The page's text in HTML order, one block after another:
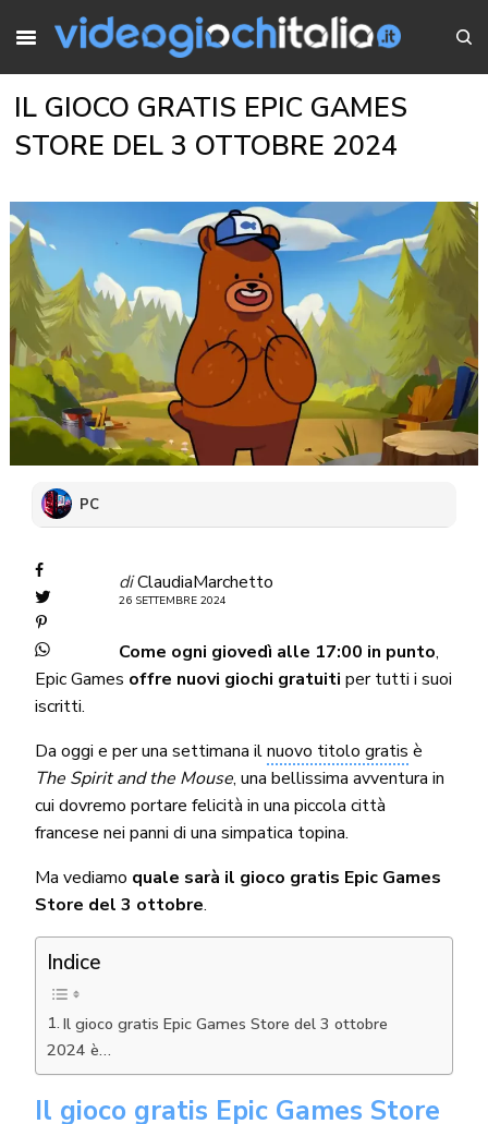
IL GIOCO GRATIS EPIC GAMES
STORE DEL 3 OTTOBRE 2024
PC
diClaudiaMarchetto
26 SETTEMBRE 2024
Come ogni giovedì alle 17:00 in punto,
Epic Games offre nuovi giochi gratuiti per tutti i suoi
iscritti.
Da oggi e per una settimana ilnuovo titolo gratis è
The Spirit and the Mouse, una bellissima avventura in
cui dovremo portare felicità in una piccola città
francese nei panni di una simpatica topina.
Ma vediamo quale sarà il gioco gratis Epic Games
Store del 3 ottobre.
Indice
Il gioco gratis Epic Games Store del 3 ottobre
2024 è…
Il gioco gratis Epic Games Store